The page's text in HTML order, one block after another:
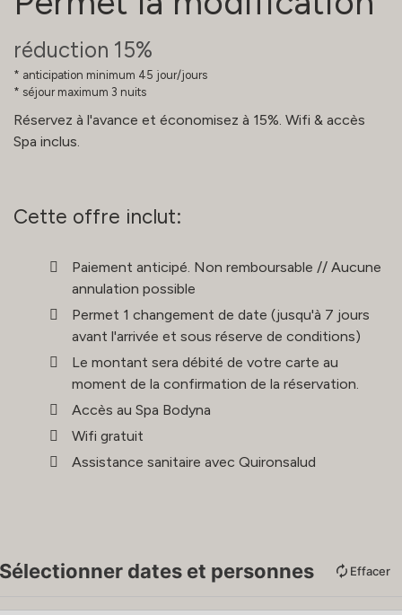
​​réduction 15%
anticipation minimum 45 jour/jours
séjour maximum 3 nuits
Réservez à l'avance et économisez à 15%. Wifi & accès
Spa inclus.
Cette offre inclut:
Paiement anticipé. Non remboursable // Aucune
annulation possible
Permet 1 changement de date (jusqu'à 7 jours
avant l'arrivée et sous réserve de conditions)
Le montant sera débité de votre carte au
moment de la confirmation de la réservation.
Accès au Spa Bodyna
Wifi gratuit
Assistance sanitaire avec Quironsalud
Sélectionner dates et personnes Effacer